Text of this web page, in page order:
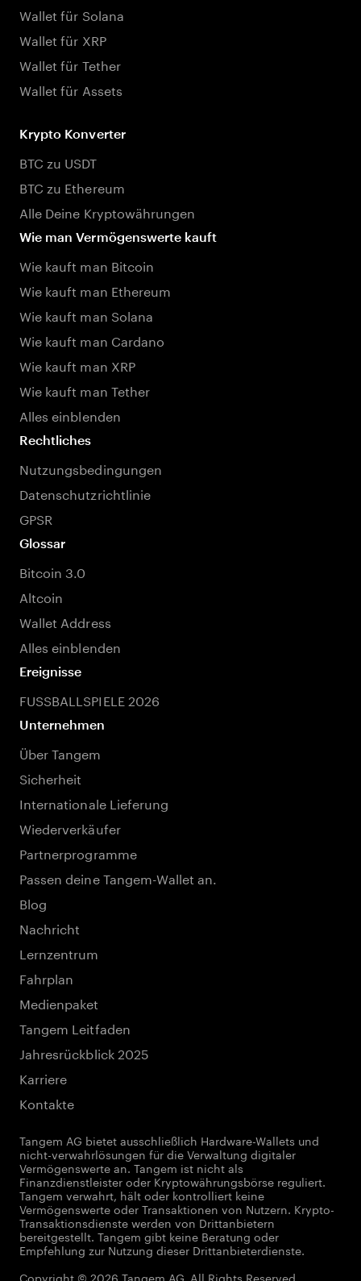
Wallet für Solana
Wallet für XRP
Wallet für Tether
Wallet für Assets
Krypto Konverter
BTC zu USDT
BTC zu Ethereum
Alle Deine Kryptowährungen
Wie man Vermögenswerte kauft
Wie kauft man Bitcoin
Wie kauft man Ethereum
Wie kauft man Solana
Wie kauft man Cardano
Wie kauft man XRP
Wie kauft man Tether
Alles einblenden
Rechtliches
Nutzungsbedingungen
Datenschutzrichtlinie
GPSR
Glossar
Bitcoin 3.0
Altcoin
Wallet Address
Alles einblenden
Ereignisse
FUSSBALLSPIELE 2026
Unternehmen
Über Tangem
Sicherheit
Internationale Lieferung
Wiederverkäufer
Partnerprogramme
Passen deine Tangem-Wallet an.
Blog
Nachricht
Lernzentrum
Fahrplan
Medienpaket
Tangem Leitfaden
Jahresrückblick 2025
Karriere
Kontakte
Tangem AG bietet ausschließlich Hardware-Wallets und
nicht-verwahrlösungen für die Verwaltung digitaler
Vermögenswerte an. Tangem ist nicht als
Finanzdienstleister oder Kryptowährungsbörse reguliert.
Tangem verwahrt, hält oder kontrolliert keine
Vermögenswerte oder Transaktionen von Nutzern. Krypto-
Transaktionsdienste werden von Drittanbietern
bereitgestellt. Tangem gibt keine Beratung oder
Empfehlung zur Nutzung dieser Drittanbieterdienste.